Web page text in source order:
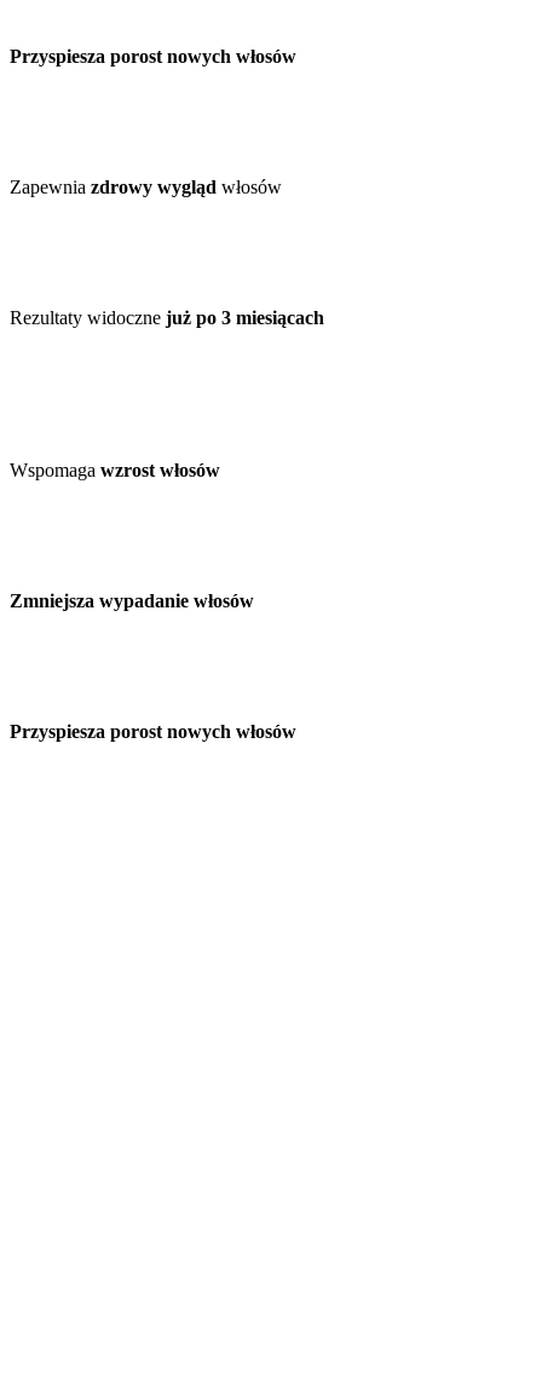
Przyspiesza porost nowych włosów
Zapewnia zdrowy wygląd włosów
Rezultaty widoczne już po 3 miesiącach
Wspomaga wzrost włosów
Zmniejsza wypadanie włosów
Przyspiesza porost nowych włosów